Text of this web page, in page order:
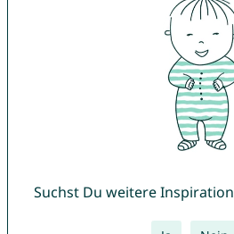
Suchst Du weitere